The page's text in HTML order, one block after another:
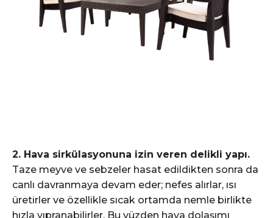
2. Hava sirkülasyonuna izin veren delikli yapı.
Taze meyve ve sebzeler hasat edildikten sonra da
canlı davranmaya devam eder; nefes alırlar, ısı
üretirler ve özellikle sıcak ortamda nemle birlikte
hızla yıpranabilirler. Bu yüzden hava dolaşımı